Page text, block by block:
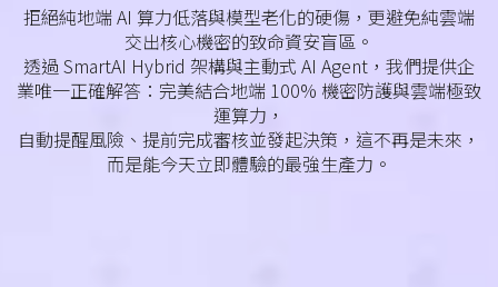
拒絕純地端 AI 算力低落與模型老化的硬傷，更避免純雲端
交出核心機密的致命資安盲區。
透過 SmartAI Hybrid 架構與主動式 AI Agent，我們提供企
業唯一正確解答：完美結合地端 100% 機密防護與雲端極致
運算力，
自動提醒風險、提前完成審核並發起決策，這不再是未來，
而是能今天立即體驗的最強生產力。